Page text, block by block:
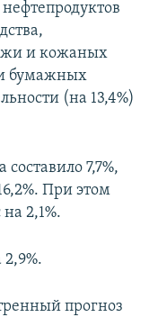
и кожаных
бумажных
(на 13,4%)
7,7%,
При этом
2,1%.
прогноз